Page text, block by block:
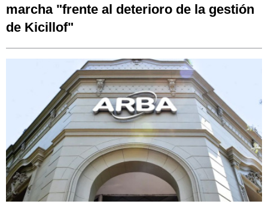
marcha "frente al deterioro de la gestión
de Kicillof"